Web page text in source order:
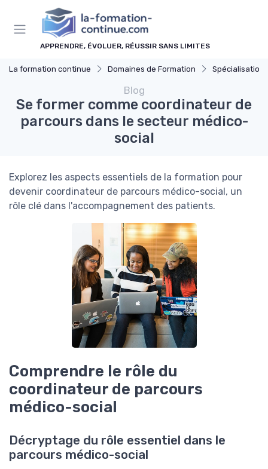
APPRENDRE, ÉVOLUER, RÉUSSIR SANS LIMITES
La formation continue Domaines de Formation
Blog
Se former comme coordinateur de
parcours dans le secteur médico-
social
Explorez les aspects essentiels de la formation pour
devenir coordinateur de parcours médico-social, un
rôle clé dans l'accompagnement des patients.
Comprendre le rôle du
coordinateur de parcours
médico-social
Décryptage du rôle essentiel dans le
parcours médico-social
Panneau de gestion des cookies